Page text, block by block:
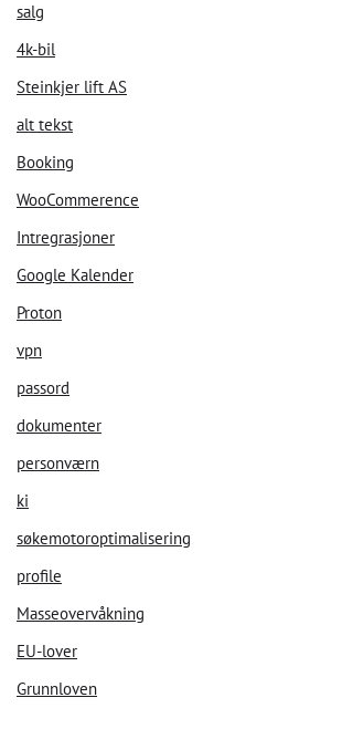
salg
4k-bil
Steinkjer lift AS
alt tekst
Booking
WooCommerence
Intregrasjoner
Google Kalender
Proton
vpn
passord
dokumenter
personværn
ki
søkemotoroptimalisering
profile
Masseovervåkning
EU-lover
Grunnloven